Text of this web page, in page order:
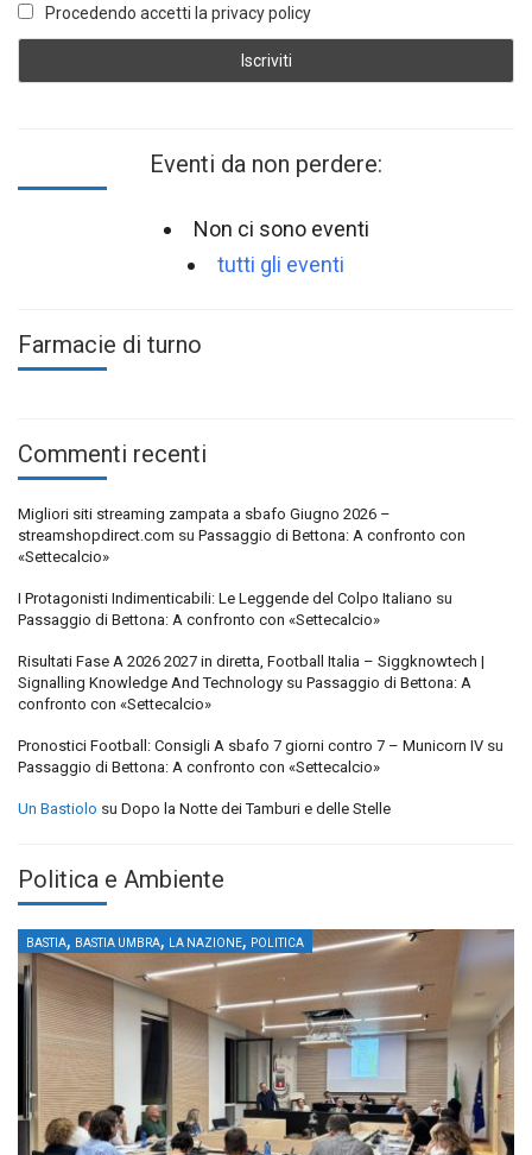
Procedendo accetti la privacy policy
Eventi da non perdere:
Non ci sono eventi
tutti gli eventi
Farmacie di turno
Commenti recenti
Migliori siti streaming zampata a sbafo Giugno 2026 –
streamshopdirect.com su Passaggio di Bettona: A confronto con
«Settecalcio»
I Protagonisti Indimenticabili: Le Leggende del Colpo Italiano su
Passaggio di Bettona: A confronto con «Settecalcio»
Risultati Fase A 2026 2027 in diretta, Football Italia – Siggknowtech |
Signalling Knowledge And Technology su Passaggio di Bettona: A
confronto con «Settecalcio»
Pronostici Football: Consigli A sbafo 7 giorni contro 7 – Municorn IV su
Passaggio di Bettona: A confronto con «Settecalcio»
Un Bastiolo su Dopo la Notte dei Tamburi e delle Stelle
Politica e Ambiente
BASTIA, BASTIA UMBRA, LA NAZIONE, POLITICA